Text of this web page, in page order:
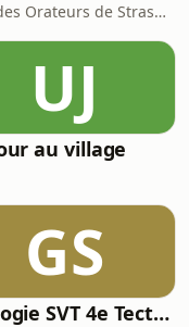
Club des Orateurs de Strasbourg
UJ
au village
GS
Géologie SVT 4e Tectonique des plaques